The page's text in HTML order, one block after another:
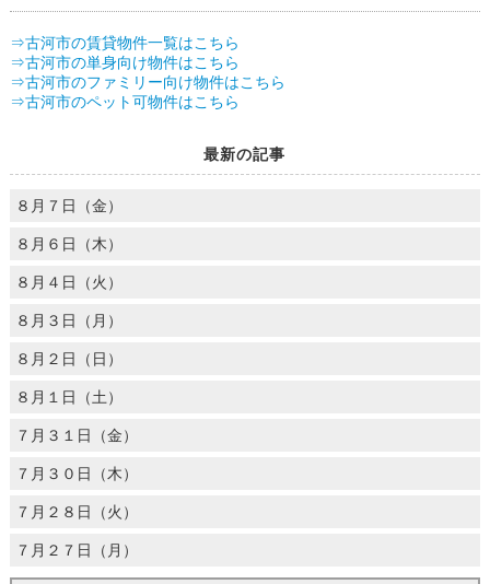
⇒古河市の賃貸物件一覧はこちら
⇒古河市の単身向け物件はこちら
⇒古河市のファミリー向け物件はこちら
⇒古河市のペット可物件はこちら
最新の記事
８月７日（金）
８月６日（木）
８月４日（火）
８月３日（月）
８月２日（日）
８月１日（土）
７月３１日（金）
７月３０日（木）
７月２８日（火）
７月２７日（月）